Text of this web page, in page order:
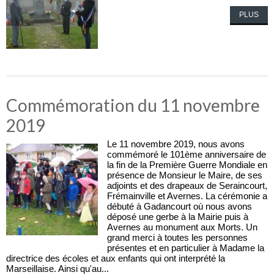
PLUS
Commémoration du 11 novembre
2019
Le 11 novembre 2019, nous avons
commémoré le 101ème anniversaire de
la fin de la Première Guerre Mondiale en
présence de Monsieur le Maire, de ses
adjoints et des drapeaux de Seraincourt,
Frémainville et Avernes. La cérémonie a
débuté à Gadancourt où nous avons
déposé une gerbe à la Mairie puis à
Avernes au monument aux Morts. Un
grand merci à toutes les personnes
présentes et en particulier à Madame la
directrice des écoles et aux enfants qui ont interprété la
Marseillaise. Ainsi qu'au...